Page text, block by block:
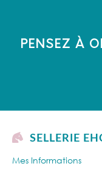
PENSEZ À
SELLERIE
Mes Informations